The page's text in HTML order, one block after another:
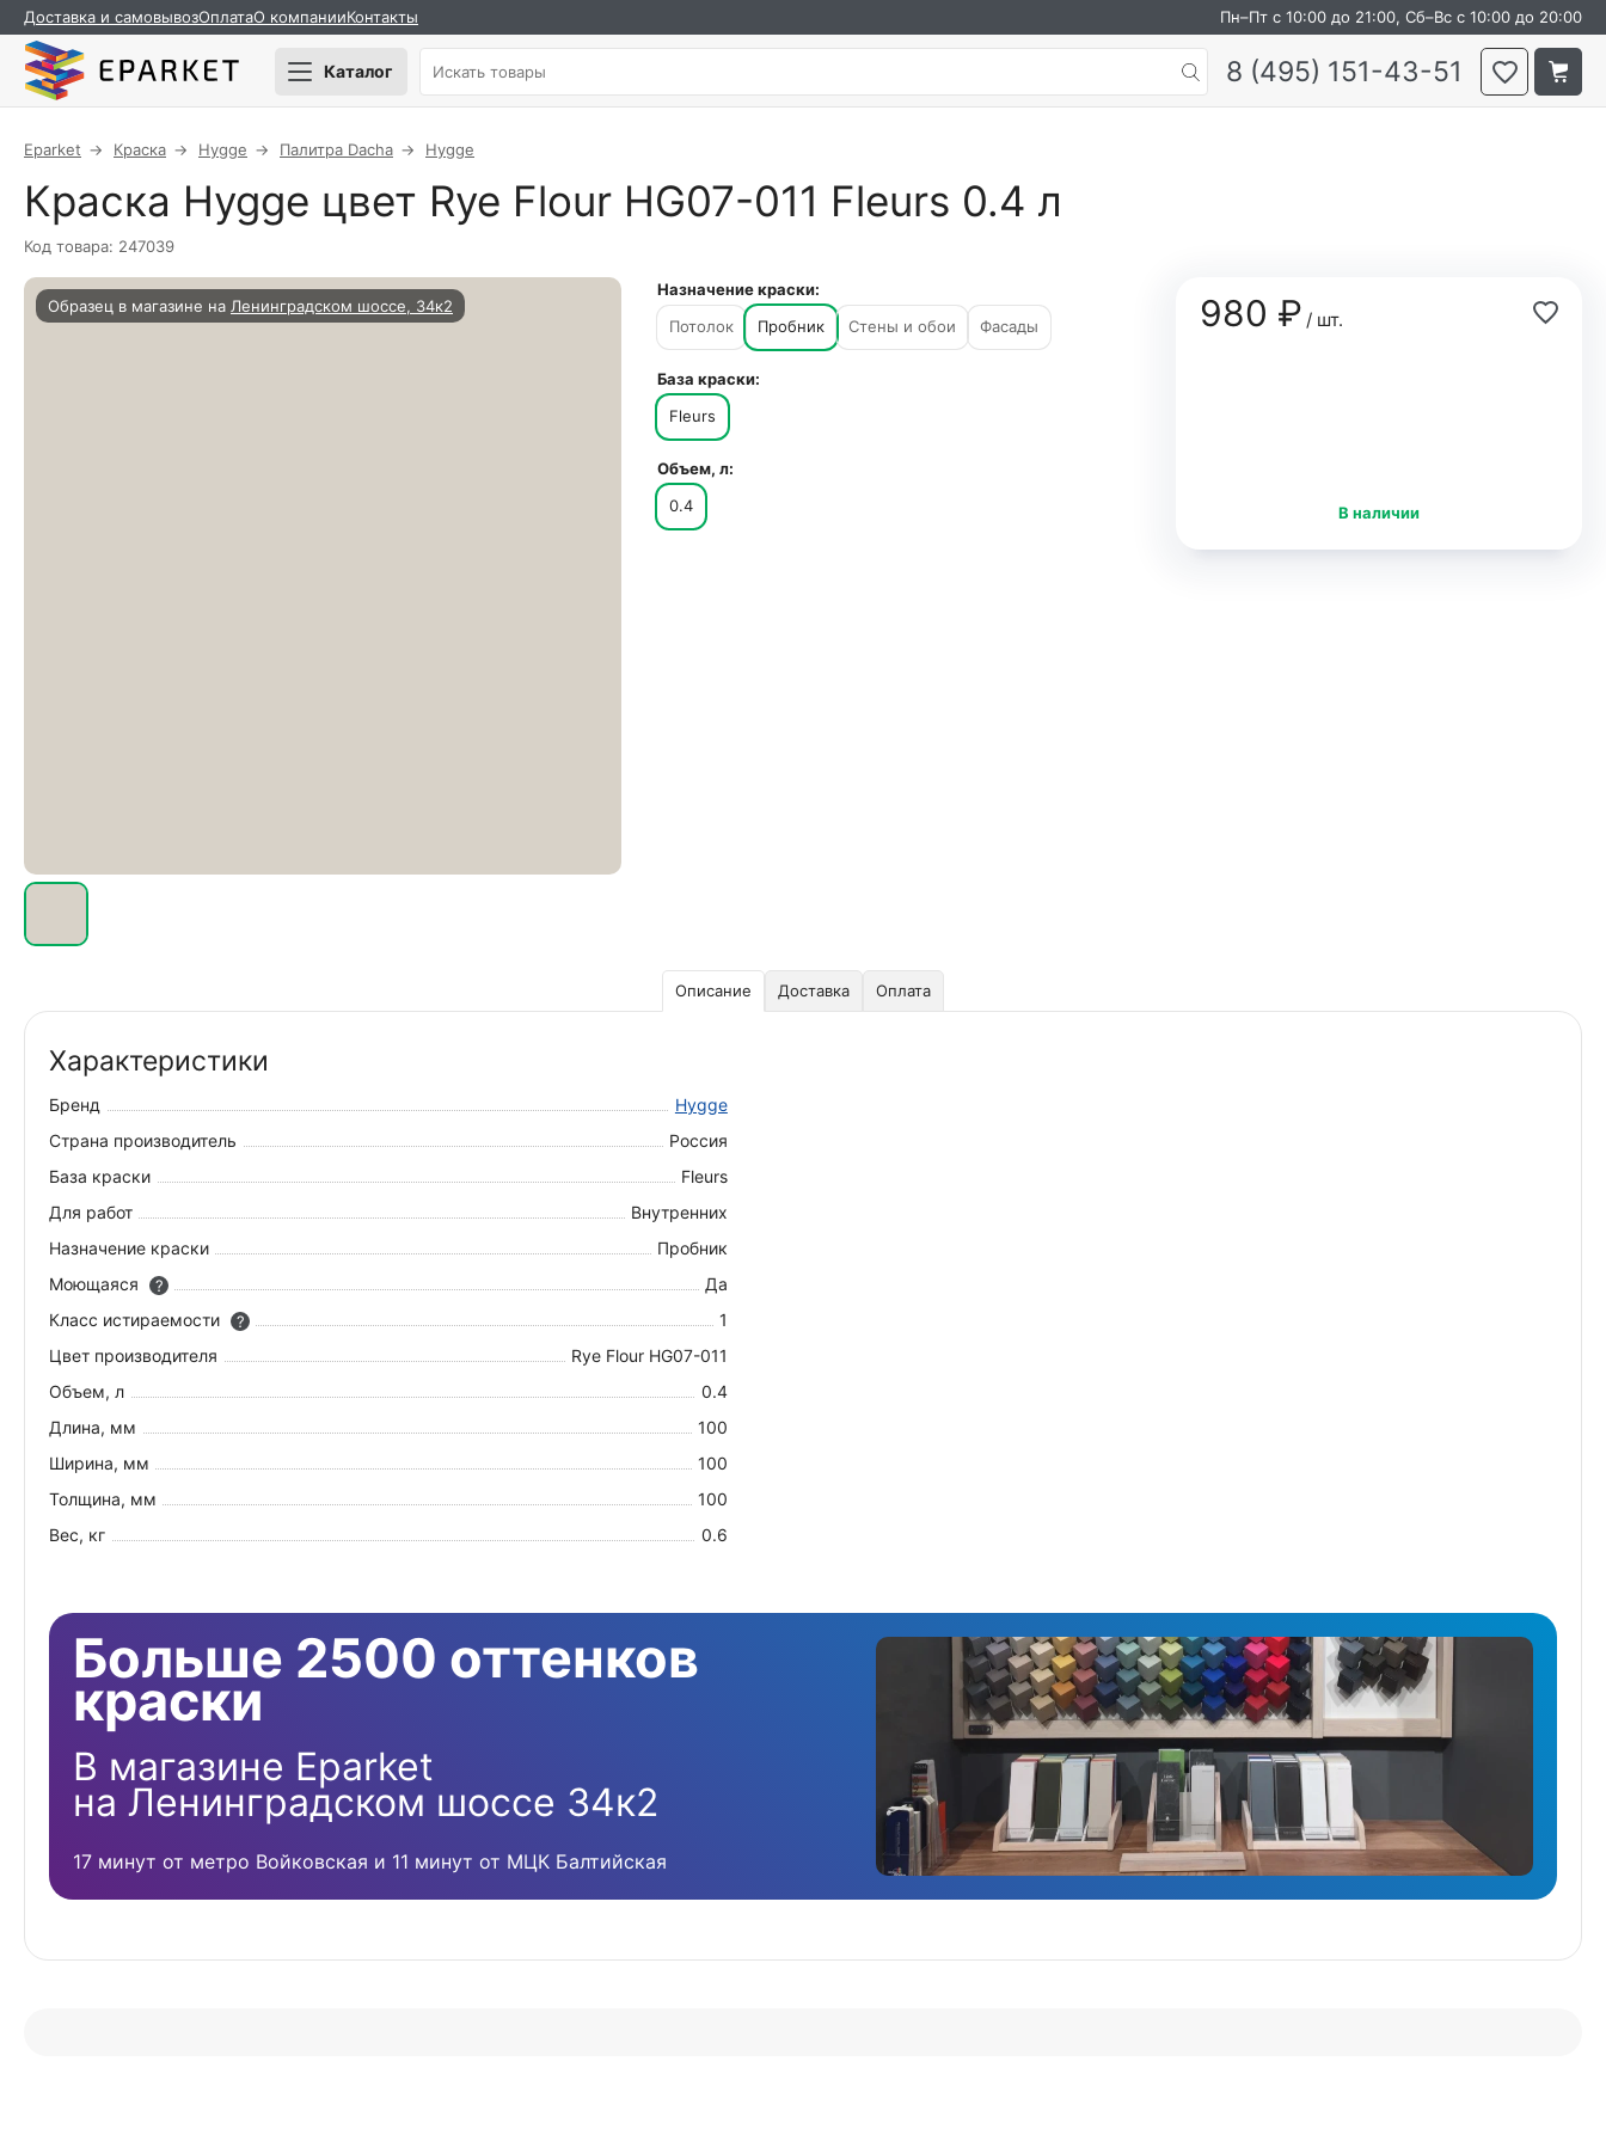
Доставка и самовывозОплатаО компанииКонтакты Пн–Пт с 10:00 до 21:00, Сб–Вс с 10:00 до 20:00
Каталог 8 (495) 151-43-51
Eparket Краска Hygge Палитра Dacha Hygge
Краска Hygge цвет Rye Flour HG07-011 Fleurs 0.4 л
Код товара: 247039
Образец в магазине на Ленинградском шоссе, 34к2 980 ₽/ шт.
В наличии
Назначение краски:
Потолок
Пробник Стены и обои Фасады
База краски:
Fleurs
Объем, л:
0.4
Описание Доставка Оплата
Характеристики
Бренд
Hygge
Страна производитель
Россия
База краски
Fleurs
Для работ
Внутренних
Назначение краски
Пробник
Моющаяся
?
Да
Класс истираемости
?
1
Цвет производителя
Rye Flour HG07-011
Объем, л
0.4
Длина, мм
100
Ширина, мм
100
Толщина, мм
100
Вес, кг
0.6
Больше 2500 оттенков
краски
В магазине Eparket
на Ленинградском шоссе 34к2
17 минут от метро Войковская и 11 минут от МЦК Балтийская